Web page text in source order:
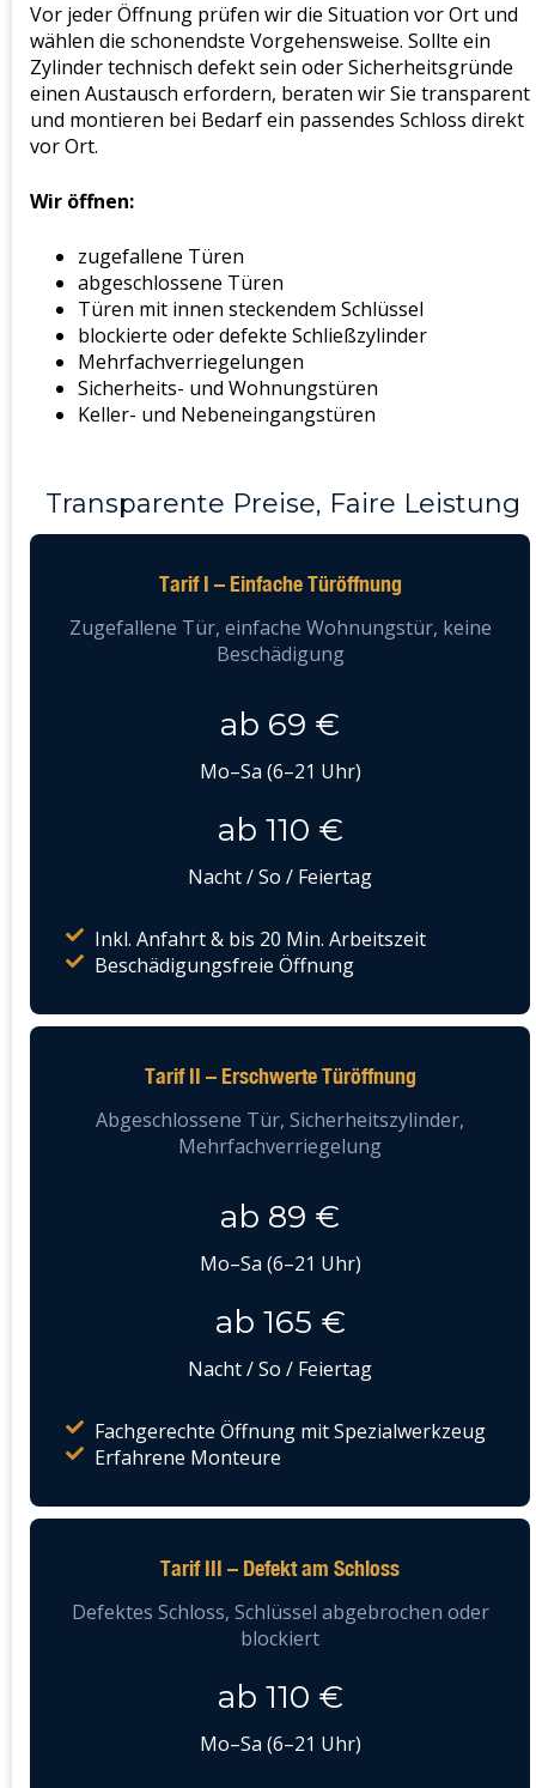
Vor jeder Öffnung prüfen wir die Situation vor Ort und
wählen die schonendste Vorgehensweise. Sollte ein
Zylinder technisch defekt sein oder Sicherheitsgründe
einen Austausch erfordern, beraten wir Sie transparent
und montieren bei Bedarf ein passendes Schloss direkt
vor Ort.
Wir öffnen:
zugefallene Türen
abgeschlossene Türen
Türen mit innen steckendem Schlüssel
blockierte oder defekte Schließzylinder
Mehrfachverriegelungen
Sicherheits- und Wohnungstüren
Keller- und Nebeneingangstüren
Transparente Preise, Faire Leistung
Tarif I – Einfache Türöffnung
Zugefallene Tür, einfache Wohnungstür, keine
Beschädigung
ab 69 €
Mo–Sa (6–21 Uhr)
ab 110 €
Nacht / So / Feiertag
Inkl. Anfahrt & bis 20 Min. Arbeitszeit
Beschädigungsfreie Öffnung
Tarif II – Erschwerte Türöffnung
Abgeschlossene Tür, Sicherheitszylinder,
Mehrfachverriegelung
ab 89 €
Mo–Sa (6–21 Uhr)
ab 165 €
Nacht / So / Feiertag
Fachgerechte Öffnung mit Spezialwerkzeug
Erfahrene Monteure
Tarif III – Defekt am Schloss
Defektes Schloss, Schlüssel abgebrochen oder
blockiert
ab 110 €
Mo–Sa (6–21 Uhr)